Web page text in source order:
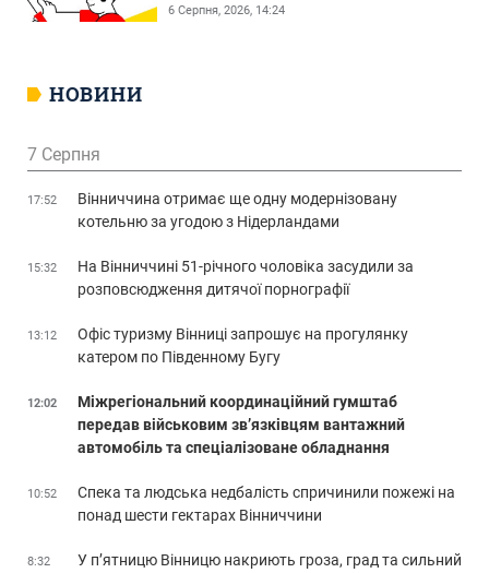
6 Серпня, 2026, 14:24
НОВИНИ
7 Серпня
17:52
Вінниччина отримає ще одну модернізовану
котельню за угодою з Нідерландами
15:32
На Вінниччині 51-річного чоловіка засудили за
розповсюдження дитячої порнографії
13:12
Офіс туризму Вінниці запрошує на прогулянку
катером по Південному Бугу
12:02
Міжрегіональний координаційний гумштаб
передав військовим зв’язківцям вантажний
автомобіль та спеціалізоване обладнання
10:52
Спека та людська недбалість спричинили пожежі на
понад шести гектарах Вінниччини
8:32
У п’ятницю Вінницю накриють гроза, град та сильний